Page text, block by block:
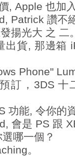
, Apple 也加
Patrick 讚不
揚光大 之 二
出貨, 那邊箱
Phone"
訂，3DS 十
功能, 令你的
會是 PS 跟
哪一個？
。